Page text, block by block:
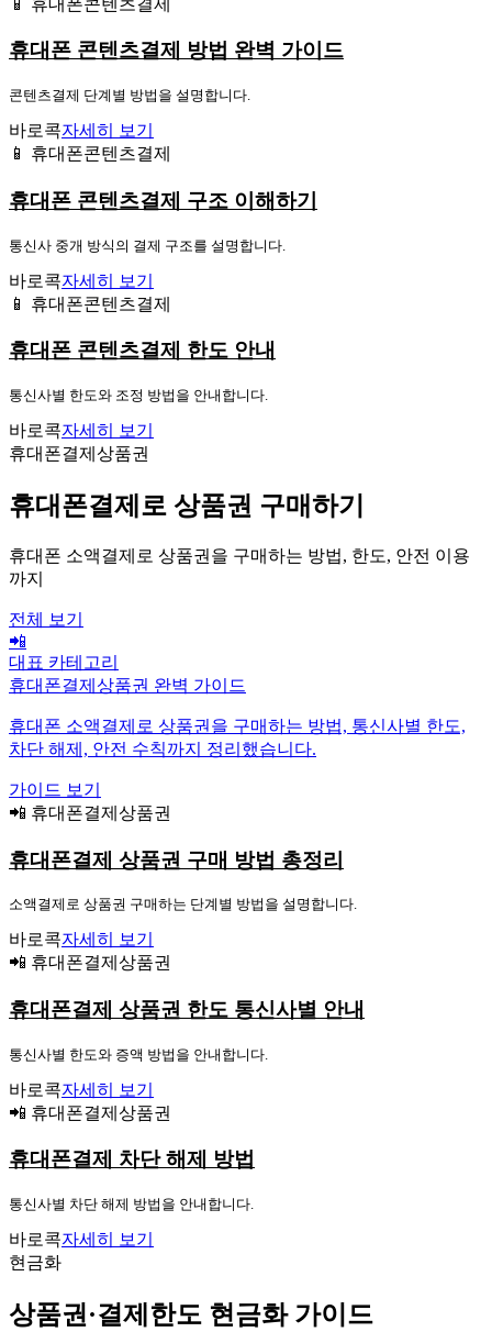
휴대폰 콘텐츠결제 방법 완벽 가이드
콘텐츠결제 단계별 방법을 설명합니다.
바로콕자세히 보기
📱 휴대폰콘텐츠결제
휴대폰 콘텐츠결제 구조 이해하기
통신사 중개 방식의 결제 구조를 설명합니다.
바로콕자세히 보기
📱 휴대폰콘텐츠결제
휴대폰 콘텐츠결제 한도 안내
통신사별 한도와 조정 방법을 안내합니다.
바로콕자세히 보기
휴대폰결제상품권
휴대폰결제로 상품권 구매하기
휴대폰 소액결제로 상품권을 구매하는 방법, 한도, 안전 이용
까지
전체 보기
📲
대표 카테고리
휴대폰결제상품권 완벽 가이드
휴대폰 소액결제로 상품권을 구매하는 방법, 통신사별 한도,
차단 해제, 안전 수칙까지 정리했습니다.
가이드 보기
📲 휴대폰결제상품권
휴대폰결제 상품권 구매 방법 총정리
소액결제로 상품권 구매하는 단계별 방법을 설명합니다.
바로콕자세히 보기
📲 휴대폰결제상품권
휴대폰결제 상품권 한도 통신사별 안내
통신사별 한도와 증액 방법을 안내합니다.
바로콕자세히 보기
📲 휴대폰결제상품권
휴대폰결제 차단 해제 방법
통신사별 차단 해제 방법을 안내합니다.
바로콕자세히 보기
현금화
상품권·결제한도 현금화 가이드